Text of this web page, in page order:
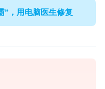
”，用电脑医生修复